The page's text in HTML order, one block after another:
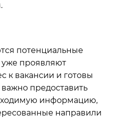
потенциальные
уже проявляют
к вакансии и готовы
важно предоставить
информацию,
направили